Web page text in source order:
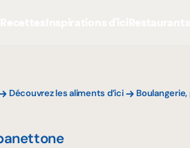
Découvrez les aliments d’ici